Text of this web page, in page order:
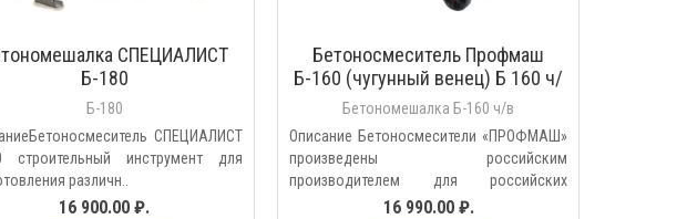
СПЕЦИАЛИСТ
Б-180
Б-180
СПЕЦИАЛИСТ
строительный инструмент для
различн..
16 900.00 ₽.
Бетоносмеситель Профмаш
Б-160 (чугунный венец) Б 160 ч/
в
Бетономешалка Б-160 ч/в
Описание Бетоносмесители «ПРОФМАШ»
произведены российским
производителем для российских
16 990.00 ₽.